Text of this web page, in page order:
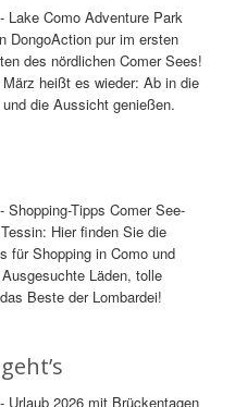
Lake Como Adventure Park
DongoAction pur im ersten
des nördlichen Comer Sees!
heißt es wieder: Ab in die
die Aussicht genießen.
Shopping-Tipps Comer See-
Hier finden Sie die
für Shopping in Como und
Läden, tolle
Beste der Lombardei!
Urlaub 2026 mit Brückentagen